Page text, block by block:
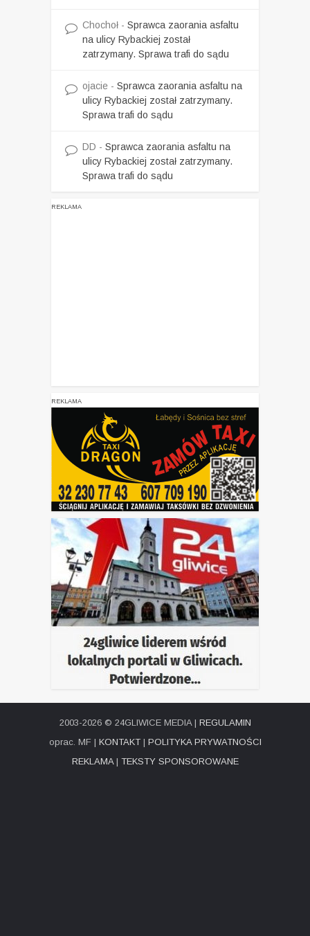
Chochoł - Sprawca zaorania asfaltu
na ulicy Rybackiej został
zatrzymany. Sprawa trafi do sądu
ojacie - Sprawca zaorania asfaltu na
ulicy Rybackiej został zatrzymany.
Sprawa trafi do sądu
DD - Sprawca zaorania asfaltu na
ulicy Rybackiej został zatrzymany.
Sprawa trafi do sądu
REKLAMA
REKLAMA
2003-2026 © 24GLIWICE MEDIA | REGULAMIN
oprac. MF | KONTAKT| POLITYKA PRYWATNOŚCI
REKLAMA| TEKSTY SPONSOROWANE